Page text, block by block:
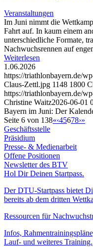
Veranstaltungen
Im Juni nimmt die
Fahrt auf. In kaum einem
unterschiedliche Formate,
Nachwuchsrennen auf
Weiterlesen
1.06.2026
https://triathlonbayern.de/
Claus-Zettl.jpg 1148 1800
https://triathlonbayern.de/
Christine Waitz2026-06-01
Bayern im Juni: Der
Seite 6 von 138«‹45678›»
Geschäftsstelle
Präsidium
Presse- & Medienarbeit
Offene Positionen
Newsletter des BTV
Hol Dir Deinen Startpass.
Der DTU-Startpass bietet
bereits ab dem dritten
Ressourcen für
Infos,
Lauf- und weiteres Training.